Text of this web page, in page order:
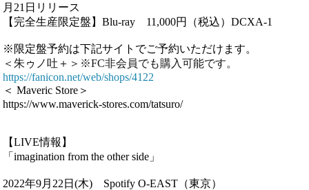
月21日リリース
【完全生産限定盤】Blu-ray 11,000円（税込）DCXA-1
※限定盤予約は下記サイトでご予約いただけます。
＜朱ゥノ吐＋＞※FC非会員でも購入可能です。
https://fanicon.net/web/shops/4122
＜ Maveric Store＞
https://www.maverick-stores.com/tatsuro/
【LIVE情報】
「imagination from the other side」
2022年9月22日(木) Spotify O-EAST（東京）